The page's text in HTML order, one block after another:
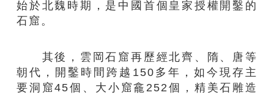
始於北魏時期，是中國首個皇家授權開鑿的
石窟。
其後，雲岡石窟再歷經北齊、隋、唐等
朝代，開鑿時間跨越150多年，如今現存主
要洞窟45個、大小窟龕252個，精美石雕造